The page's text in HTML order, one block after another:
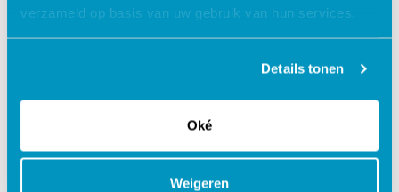
verzameld op basis van uw gebruik van hun services.
Details tonen
Oké
Weigeren